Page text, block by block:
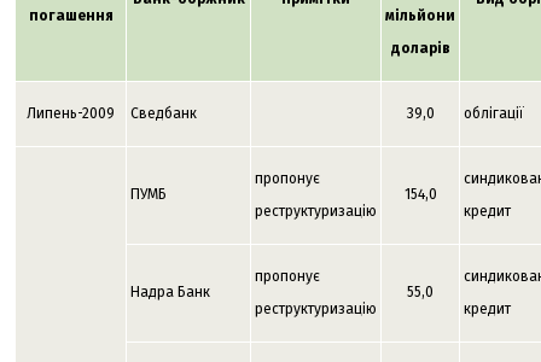
погашення
мільйони
доларів
Липень-2009 Сведбанк 39,0 облігації
ПУМБ
пропонує
реструктуризацію
154,0
кредит
Надра Банк
пропонує
реструктуризацію
55,0
кредит